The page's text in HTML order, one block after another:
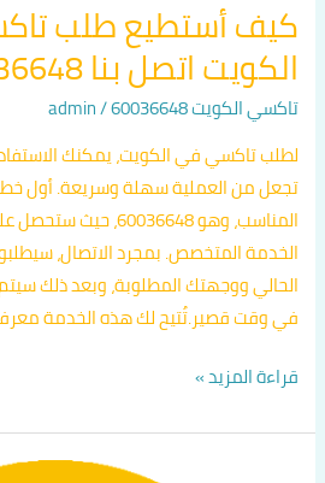
كيف أستطيع طلب
الكويت اتصل بنا 60036648
تاكسي الكويت 60036648 /
admin
لطلب تاكسي في الكويت، يمكنك
تجعل من العملية سهلة وسريعة. أول
المناسب، وهو
الخدمة المتخصص. بمجرد الاتصال،
الحالي ووجهتك المطلوبة، وبعد ذلك
في وقت قصير.تُتيح لك هذه الخدمة
قراءة المزيد »